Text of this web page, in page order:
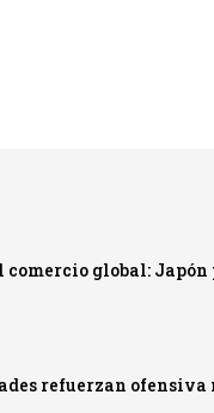
global: Japón
refuerzan